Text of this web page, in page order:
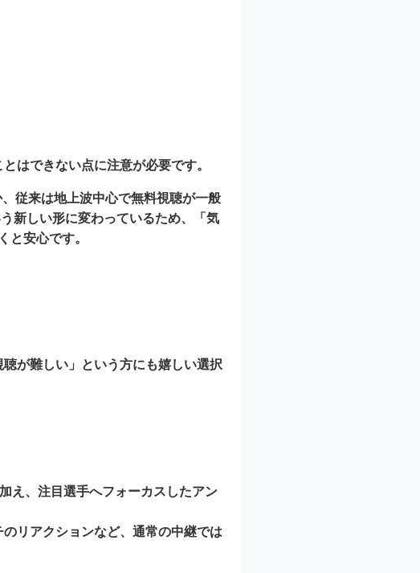
はできない点に注意が必要です。
従来は地上波中心で無料視聴が一般
新しい形に変わっているため、「気
と安心です。
が難しい」という方にも嬉しい選択
え、注目選手へフォーカスしたアン
リアクションなど、通常の中継では